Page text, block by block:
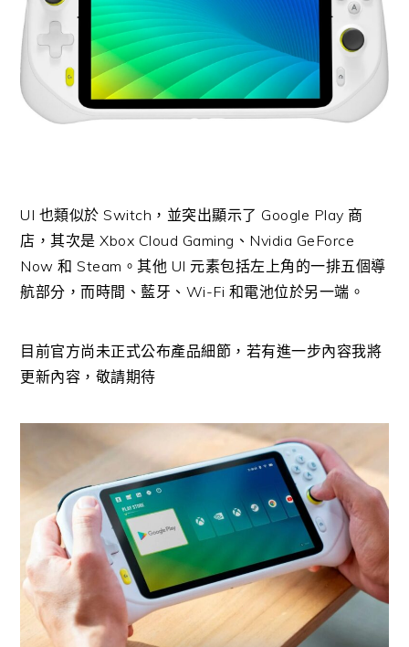
UI 也類似於 Switch，並突出顯示了 Google Play 商
店，其次是 Xbox Cloud Gaming、Nvidia GeForce
Now 和 Steam。其他 UI 元素包括左上角的一排五個導
航部分，而時間、藍牙、Wi-Fi 和電池位於另一端。
目前官方尚未正式公布產品細節，若有進一步內容我將
更新內容，敬請期待